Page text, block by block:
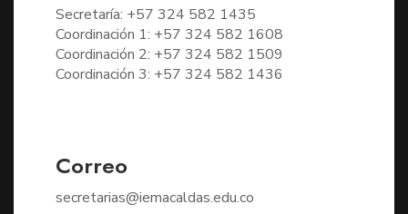
Secretaría: +57 324 582 1435
Coordinación 1: +57 324 582 1608
Coordinación 2: +57 324 582 1509
Coordinación 3: +57 324 582 1436
Correo
secretarias@iemacaldas.edu.co